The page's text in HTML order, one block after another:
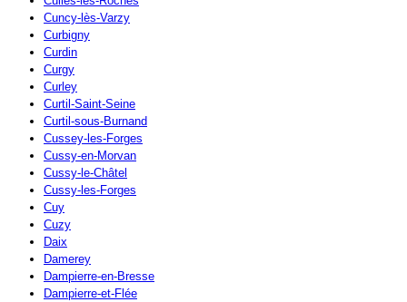
Cuncy-lès-Varzy
Curbigny
Curdin
Curgy
Curley
Curtil-Saint-Seine
Curtil-sous-Burnand
Cussey-les-Forges
Cussy-en-Morvan
Cussy-le-Châtel
Cussy-les-Forges
Cuy
Cuzy
Daix
Damerey
Dampierre-en-Bresse
Dampierre-et-Flée